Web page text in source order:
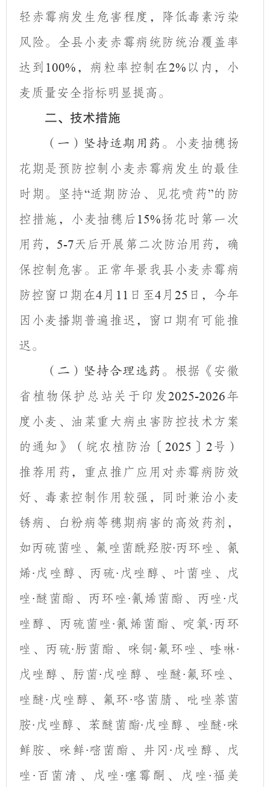
轻 赤霉病 发生危害程度，降低毒素污染
风险。 全县小麦赤霉病统防统治覆盖率
达到 100% ，病粒率控制在2% 以内 ， 小
麦质量安全指标明显提高。
二、技术措施
（一）坚持适期用药。
小麦抽穗扬
花期是预防控制小麦赤霉病发生的最佳
时期。
坚持“适期防治、见花喷药”的防
控措施， 小麦抽穗后 15%扬花时 第一次
用药 ， 5-7天后开展第二次防治用 药，确
保控制危害。 正常年景我县小麦赤霉病
防控 窗口期 在4 月 11 日至4 月 25 日 ， 今年
因小麦播期普遍推迟，窗口期有可能推
迟 。
（二）坚持合理选药。 根据《安徽
省植物保护总站关于印发2025-2026年
度小麦、油菜重大病虫害防控技术方案
的通知》（皖农植防治〔2025 〕 2号）
推荐用药， 重点推广应用对赤霉病防效
好、毒素控制作用较强，同时兼治小麦
锈病、白粉病等穗期病害的高效药剂，
如丙硫菌唑、氟唑菌酰羟胺·丙环唑、氰
烯· 戊唑醇、丙硫· 戊唑醇、叶菌唑、戊
唑 ·醚菌酯、丙环唑 ·氰烯菌酯、丙唑 · 戊
唑醇、丙硫菌唑 ·氰烯菌酯、啶氧 ·丙环
唑、丙硫·肟菌酯、咪铜·氟环唑、喹啉·
戊唑醇、肟菌· 戊唑醇、唑醚 ·氟环唑、
唑醚 · 戊唑醇、氟环 ·咯菌腈、吡唑 萘菌
胺· 戊唑醇、苯醚菌酯· 戊唑醇、唑醚 ·咪
鲜胺、咪鲜·嘧菌酯、井冈 · 戊唑醇、戊
唑 · 百菌清、戊唑 · 噻霉酮、戊唑 ·福美